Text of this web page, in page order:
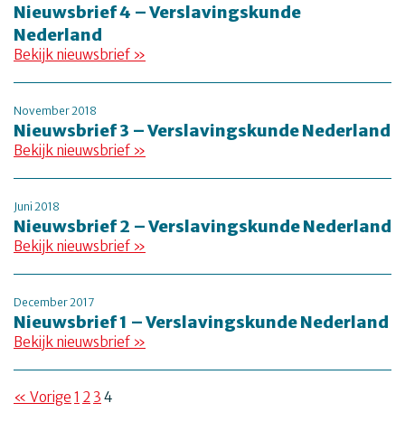
Nieuwsbrief 4 – Verslavingskunde
Nederland
Bekijk nieuwsbrief »
November 2018
Nieuwsbrief 3 – Verslavingskunde Nederland
Bekijk nieuwsbrief »
Juni 2018
Nieuwsbrief 2 – Verslavingskunde Nederland
Bekijk nieuwsbrief »
December 2017
Nieuwsbrief 1 – Verslavingskunde Nederland
Bekijk nieuwsbrief »
« Vorige 1 2 3 4